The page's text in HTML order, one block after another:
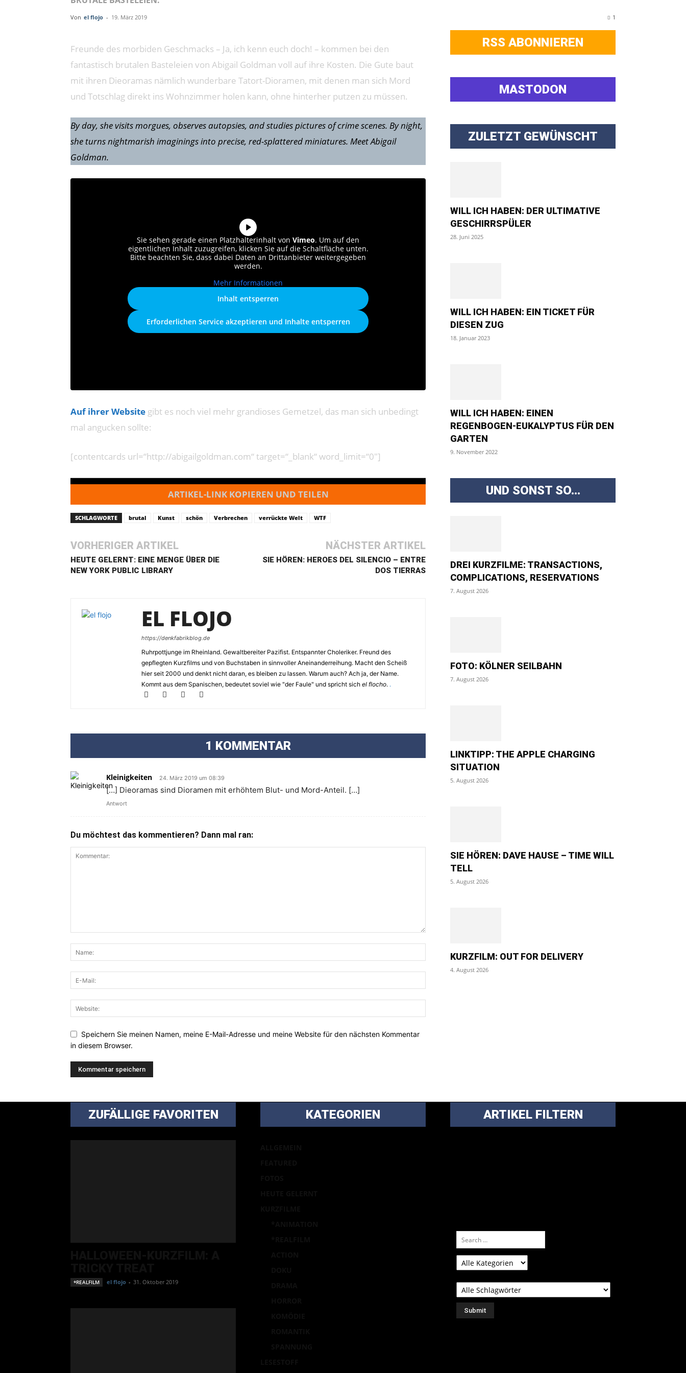
Von el flojo - 19. März 2019 1
Freunde des morbiden Geschmacks – Ja, ich kenn euch doch! – kommen bei den
fantastisch brutalen Basteleien von Abigail Goldman voll auf ihre Kosten. Die Gute baut
mit ihren Dieoramas nämlich wunderbare Tatort-Dioramen, mit denen man sich Mord
und Totschlag direkt ins Wohnzimmer holen kann, ohne hinterher putzen zu müssen.
By day, she visits morgues, observes autopsies, and studies pictures of crime scenes. By night,
she turns nightmarish imaginings into precise, red-splattered miniatures. Meet Abigail
Goldman.
Sie sehen gerade einen Platzhalterinhalt von Vimeo. Um auf den
eigentlichen Inhalt zuzugreifen, klicken Sie auf die Schaltfläche unten.
Bitte beachten Sie, dass dabei Daten an Drittanbieter weitergegeben
werden.
Mehr Informationen
Inhalt entsperren
Erforderlichen Service akzeptieren und Inhalte entsperren
Auf ihrer Website gibt es noch viel mehr grandioses Gemetzel, das man sich unbedingt
mal angucken sollte:
[contentcards url=“http://abigailgoldman.com“ target=“_blank“ word_limit=“0″]
ARTIKEL-LINK KOPIEREN UND TEILEN
SCHLAGWORTE brutal Kunst schön Verbrechen verrückte Welt WTF
VORHERIGER ARTIKEL
HEUTE GELERNT: EINE MENGE ÜBER DIE
NEW YORK PUBLIC LIBRARY
NÄCHSTER ARTIKEL
SIE HÖREN: HEROES DEL SILENCIO – ENTRE
DOS TIERRAS
EL FLOJO
https://denkfabrikblog.de
Ruhrpottjunge im Rheinland. Gewaltbereiter Pazifist. Entspannter Choleriker. Freund des
gepflegten Kurzfilms und von Buchstaben in sinnvoller Aneinanderreihung. Macht den Scheiß
hier seit 2000 und denkt nicht daran, es bleiben zu lassen. Warum auch? Ach ja, der Name.
Kommt aus dem Spanischen, bedeutet soviel wie "der Faule" und spricht sich el flocho. .
1 KOMMENTAR
Kleinigkeiten 24. März 2019 um 08:39
[…] Dieoramas sind Dioramen mit erhöhtem Blut- und Mord-Anteil. […]
Antwort
Du möchtest das kommentieren? Dann mal ran:
Speichern Sie meinen Namen, meine E-Mail-Adresse und meine Website für den nächsten Kommentar
in diesem Browser.
RSS ABONNIEREN
MASTODON
ZULETZT GEWÜNSCHT
WILL ICH HABEN: DER ULTIMATIVE
GESCHIRRSPÜLER
28. Juni 2025
WILL ICH HABEN: EIN TICKET FÜR
DIESEN ZUG
18. Januar 2023
WILL ICH HABEN: EINEN
REGENBOGEN-EUKALYPTUS FÜR DEN
GARTEN
9. November 2022
UND SONST SO...
DREI KURZFILME: TRANSACTIONS,
COMPLICATIONS, RESERVATIONS
7. August 2026
FOTO: KÖLNER SEILBAHN
7. August 2026
LINKTIPP: THE APPLE CHARGING
SITUATION
5. August 2026
SIE HÖREN: DAVE HAUSE – TIME WILL
TELL
5. August 2026
KURZFILM: OUT FOR DELIVERY
4. August 2026
ZUFÄLLIGE FAVORITEN
*REALFILM el flojo - 31. Oktober 2019
KATEGORIEN ARTIKEL FILTERN